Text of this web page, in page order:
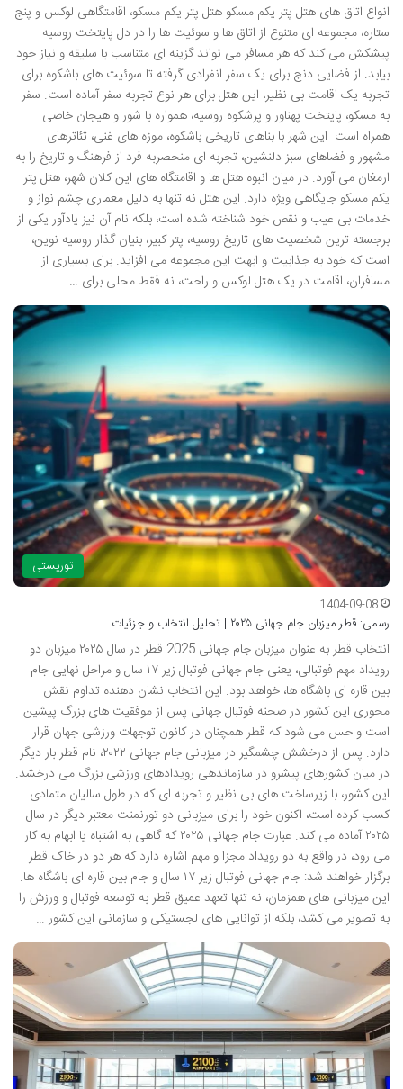
انواع اتاق های هتل پتر یکم مسکو هتل پتر یکم مسکو، اقامتگاهی لوکس و پنج
ستاره، مجموعه ای متنوع از اتاق ها و سوئیت ها را در دل پایتخت روسیه
پیشکش می کند که هر مسافر می تواند گزینه ای متناسب با سلیقه و نیاز خود
بیابد. از فضایی دنج برای یک سفر انفرادی گرفته تا سوئیت های باشکوه برای
تجربه یک اقامت بی نظیر، این هتل برای هر نوع تجربه سفر آماده است. سفر
به مسکو، پایتخت پهناور و پرشکوه روسیه، همواره با شور و هیجان خاصی
همراه است. این شهر با بناهای تاریخی باشکوه، موزه های غنی، تئاترهای
مشهور و فضاهای سبز دلنشین، تجربه ای منحصربه فرد از فرهنگ و تاریخ را به
ارمغان می آورد. در میان انبوه هتل ها و اقامتگاه های این کلان شهر، هتل پتر
یکم مسکو جایگاهی ویژه دارد. این هتل نه تنها به دلیل معماری چشم نواز و
خدمات بی عیب و نقص خود شناخته شده است، بلکه نام آن نیز یادآور یکی از
برجسته ترین شخصیت های تاریخ روسیه، پتر کبیر، بنیان گذار روسیه نوین،
است که خود به جذابیت و ابهت این مجموعه می افزاید. برای بسیاری از
مسافران، اقامت در یک هتل لوکس و راحت، نه فقط محلی برای …
توریستی
1404-09-08
رسمی: قطر میزبان جام جهانی ۲۰۲۵ | تحلیل انتخاب و جزئیات
انتخاب قطر به عنوان میزبان جام جهانی 2025 قطر در سال ۲۰۲۵ میزبان دو
رویداد مهم فوتبالی، یعنی جام جهانی فوتبال زیر ۱۷ سال و مراحل نهایی جام
بین قاره ای باشگاه ها، خواهد بود. این انتخاب نشان دهنده تداوم نقش
محوری این کشور در صحنه فوتبال جهانی پس از موفقیت های بزرگ پیشین
است و حس می شود که قطر همچنان در کانون توجهات ورزشی جهان قرار
دارد. پس از درخشش چشمگیر در میزبانی جام جهانی ۲۰۲۲، نام قطر بار دیگر
در میان کشورهای پیشرو در سازماندهی رویدادهای ورزشی بزرگ می درخشد.
این کشور، با زیرساخت های بی نظیر و تجربه ای که در طول سالیان متمادی
کسب کرده است، اکنون خود را برای میزبانی دو تورنمنت معتبر دیگر در سال
۲۰۲۵ آماده می کند. عبارت جام جهانی ۲۰۲۵ که گاهی به اشتباه یا ابهام به کار
می رود، در واقع به دو رویداد مجزا و مهم اشاره دارد که هر دو در خاک قطر
برگزار خواهند شد: جام جهانی فوتبال زیر ۱۷ سال و جام بین قاره ای باشگاه ها.
این میزبانی های همزمان، نه تنها تعهد عمیق قطر به توسعه فوتبال و ورزش را
به تصویر می کشد، بلکه از توانایی های لجستیکی و سازمانی این کشور …